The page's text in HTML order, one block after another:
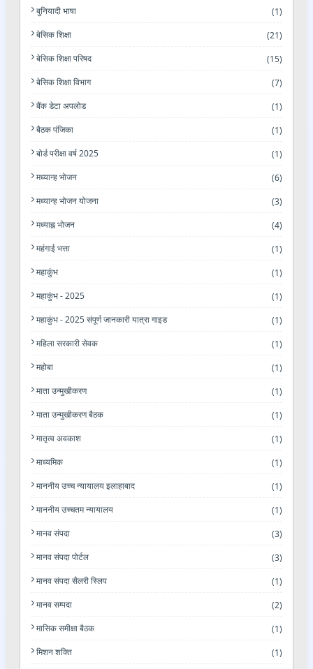
बुनियादी भाषा
(1)
बेसिक शिक्षा
(21)
बेसिक शिक्षा परिषद
(15)
बेसिक शिक्षा विभाग
(7)
बैंक डेटा अपलोड
(1)
बैठक पंजिका
(1)
बोर्ड परीक्षा वर्ष 2025
(1)
मध्यान्ह भोजन
(6)
मध्यान्ह भोजन योजना
(3)
मध्याह्न भोजन
(4)
महंगाई भत्ता
(1)
महाकुंभ
(1)
महाकुंभ - 2025
(1)
महाकुंभ - 2025 संपूर्ण जानकारी यात्रा गाइड
(1)
महिला सरकारी सेवक
(1)
महोबा
(1)
माता उन्मुखीकरण
(1)
माता उन्मुखीकरण बैठक
(1)
मातृत्व अवकाश
(1)
माध्यमिक
(1)
माननीय उच्च न्यायालय इलाहाबाद
(1)
माननीय उच्चतम न्यायालय
(1)
मानव संपदा
(3)
मानव संपदा पोर्टल
(3)
मानव संपदा सैलरी स्लिप
(1)
मानव सम्पदा
(2)
मासिक समीक्षा बैठक
(1)
मिशन शक्ति
(1)